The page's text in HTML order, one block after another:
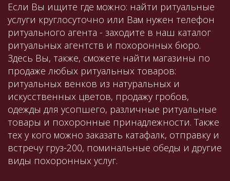
Если Вы ищите где можно: найти ритуальные
услуги круглосуточно или Вам нужен телефон
ритуального агента - заходите в наш каталог
ритуальных агентств и похоронных бюро.
Здесь Вы, также, сможете найти магазины по
продаже любых ритуальных товаров:
ритуальных венков из натуральных и
искусственных цветов, продажу гробов,
одежды для усопшего, различные ритуальные
товары и похоронные принадлежности. Также
тех у кого можно заказать катафалк, отправку и
встречу груз-200, поминальные обеды и другие
виды похоронных услуг.